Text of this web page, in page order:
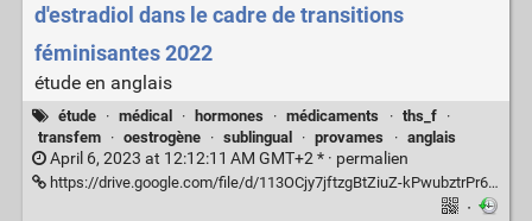
d'estradiol dans le cadre de transitions
féminisantes 2022
étude en anglais
étude · médical · hormones · médicaments · ths_f
·
transfem
· oestrogène · sublingual · provames · anglais
April 6, 2023 at 12:12:11 AM GMT+2 * · permalien
https://drive.google.com/file/d/113OCjy7jftzgBtZiuZ-kPwubztrPr6Y1/view?usp=sharing
·